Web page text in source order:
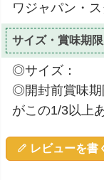
ワジャパン・ス
サイズ・賞味期
◎サイズ：
◎開封前賞味
がこの1/3以上
レビューを書